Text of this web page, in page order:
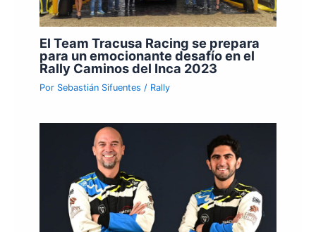
El Team Tracusa Racing se prepara
para un emocionante desafío en el
Rally Caminos del Inca 2023
Por Sebastián Sifuentes/ Rally